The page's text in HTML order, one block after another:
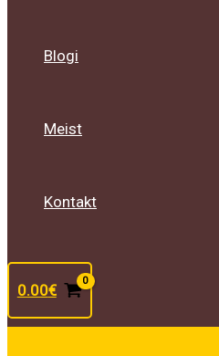
Blogi
Meist
Kontakt
0.00€